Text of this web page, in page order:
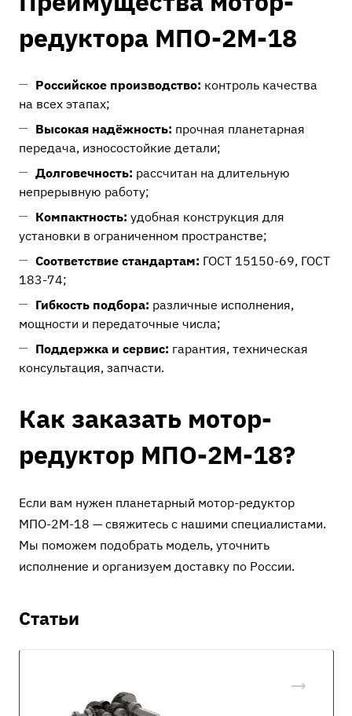
редуктора МПО-2М-18
Российское производство: контроль качества
на всех этапах;
Высокая надёжность: прочная планетарная
передача, износостойкие детали;
Долговечность: рассчитан на длительную
непрерывную работу;
Компактность: удобная конструкция для
установки в ограниченном пространстве;
Соответствие стандартам: ГОСТ 15150-69, ГОСТ
183-74;
Гибкость подбора: различные исполнения,
мощности и передаточные числа;
Поддержка и сервис: гарантия, техническая
консультация, запчасти.
Как заказать мотор-
редуктор МПО-2М-18?
Если вам нужен планетарный мотор-редуктор
МПО-2М-18 — свяжитесь с нашими специалистами.
Мы поможем подобрать модель, уточнить
исполнение и организуем доставку по России.
Статьи